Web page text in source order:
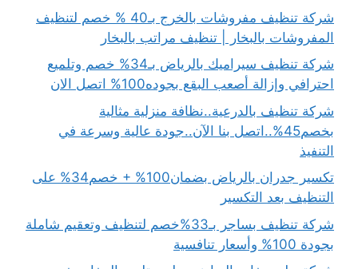
شركة تنظيف مفروشات بالخرج بـ40 % خصم لتنظيف
المفروشات بالبخار | تنظيف مراتب بالبخار
شركة تنظيف سيراميك بالرياض بـ34% خصم وتلميع
احترافي وإزالة أصعب البقع بجوده100% اتصل الان
شركة تنظيف بالدرعية..نظافة منزلية مثالية
بخصم45%..اتصل بنا الآن..جودة عالية وسرعة في
التنفيذ
تكسير جدران بالرياض بضمان100% + خصم34% على
التنظيف بعد التكسير
شركة تنظيف بساجر بـ33%خصم لتنظيف وتعقيم شاملة
بجودة 100% وأسعار تنافسية